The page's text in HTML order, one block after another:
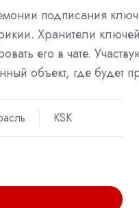
подписания
Хранители
его в чате.
объект, где будет
KSK